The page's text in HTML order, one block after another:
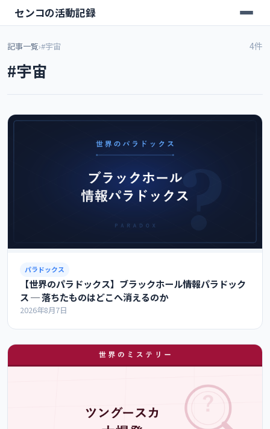
センコの活動記録
記事一覧›#宇宙
#宇宙
4件
パラドックス
【世界のパラドックス】ブラックホール情報パラドック
ス ─ 落ちたものはどこへ消えるのか
2026年8月7日